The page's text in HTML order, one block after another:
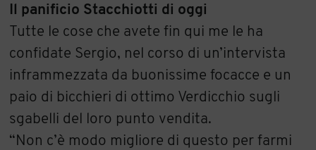
Il panificio Stacchiotti di oggi
Tutte le cose che avete fin qui me le ha
confidate Sergio, nel corso di un’intervista
inframmezzata da buonissime focacce e un
paio di bicchieri di ottimo Verdicchio sugli
sgabelli del loro punto vendita.
“Non c’è modo migliore di questo per farmi